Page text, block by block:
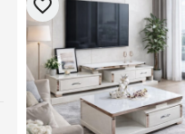
favorite_border